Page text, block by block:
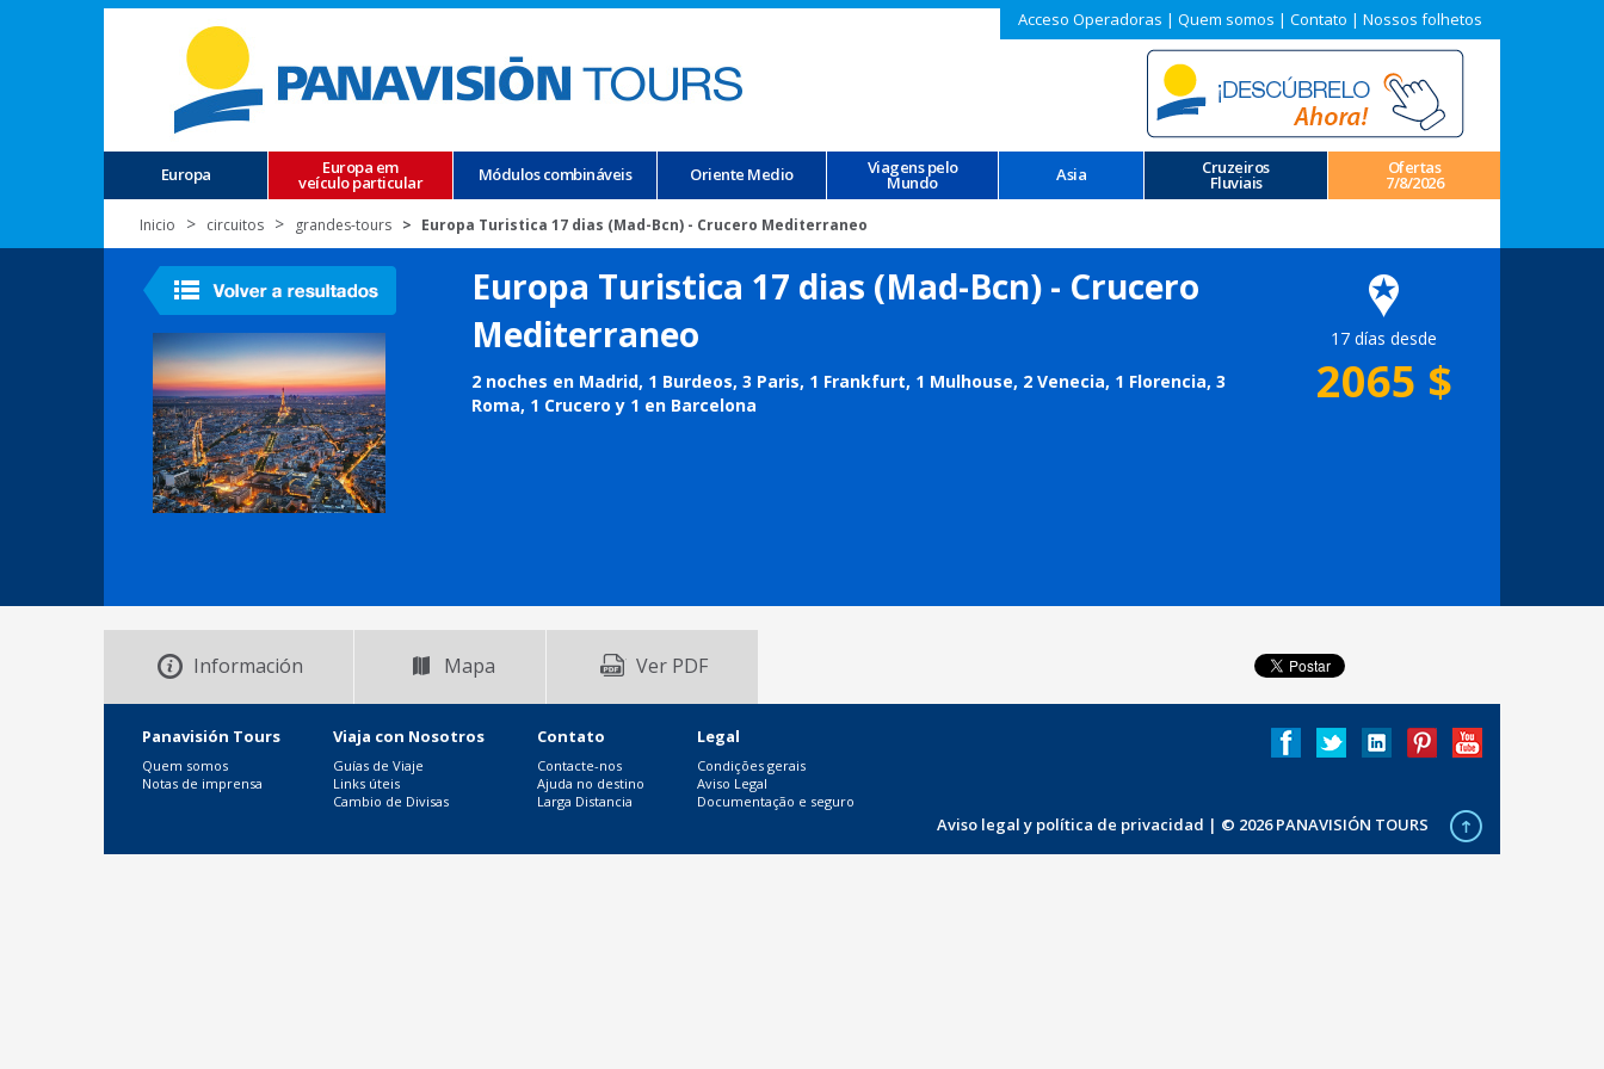
Acceso Operadoras | Quem somos | Contato | Nossos folhetos
Europa Europa em
veículo particular Módulos combináveis Oriente Medio Viagens pelo
Mundo Asia Cruzeiros
Fluviais
Ofertas
7/8/2026
Inicio circuitos grandes-tours Europa Turistica 17 dias (Mad-Bcn) - Crucero Mediterraneo
Europa Turistica 17 dias (Mad-Bcn) - Crucero
Mediterraneo
2 noches en Madrid, 1 Burdeos, 3 Paris, 1 Frankfurt, 1 Mulhouse, 2 Venecia, 1 Florencia, 3
Roma, 1 Crucero y 1 en Barcelona
17 días desde
2065 $
Información Mapa Ver PDF
Panavisión Tours
Quem somos
Notas de imprensa
Viaja con Nosotros
Guías de Viaje
Links úteis
Cambio de Divisas
Contato
Contacte-nos
Ajuda no destino
Larga Distancia
Legal
Condições gerais
Aviso Legal
Documentação e seguro
Aviso legal y política de privacidad | © 2026 PANAVISIÓN TOURS